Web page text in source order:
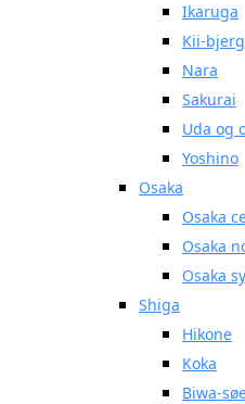
Ikaruga
Kii-
Nara
Sakurai
Uda og
Yoshino
Osaka
Osaka
Osaka
Osaka
Shiga
Hikone
Koka
Biwa-